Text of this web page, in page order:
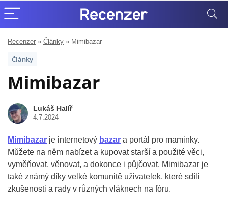
Recenzer » Články » Mimibazar
Články
Mimibazar
Lukáš Halíř
4.7.2024
Mimibazar je internetový bazar a portál pro maminky.
Můžete na něm nabízet a kupovat starší a použité věci,
vyměňovat, věnovat, a dokonce i půjčovat. Mimibazar je
také známý díky velké komunitě uživatelek, které sdílí
zkušenosti a rady v různých vláknech na fóru.